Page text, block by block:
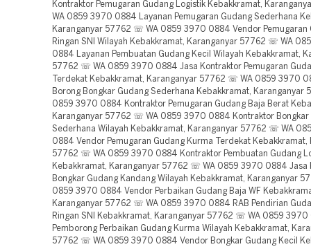
Kontraktor Pemugaran Gudang Logistik Kebakkramat,
WA 0859 3970 0884 Layanan Pemugaran Gudang Sederhana
Karanganyar 57762 ☏ WA 0859 3970 0884 Vendor Pemugaran
Ringan SNI Wilayah Kebakkramat, Karanganyar 57762 ☏ WA
0884 Layanan Pembuatan Gudang Kecil Wilayah Kebakkramat,
57762 ☏ WA 0859 3970 0884 Jasa Kontraktor Pemugaran
Terdekat Kebakkramat, Karanganyar 57762 ☏ WA 0859 3970
Borong Bongkar Gudang Sederhana Kebakkramat, Karanganyar
0859 3970 0884 Kontraktor Pemugaran Gudang Baja Berat
Karanganyar 57762 ☏ WA 0859 3970 0884 Kontraktor Bongkar
Sederhana Wilayah Kebakkramat, Karanganyar 57762 ☏ WA
0884 Vendor Pemugaran Gudang Kurma Terdekat Kebakkramat,
57762 ☏ WA 0859 3970 0884 Kontraktor Pembuatan Gudang
Kebakkramat, Karanganyar 57762 ☏ WA 0859 3970 0884 Jasa
Bongkar Gudang Kandang Wilayah Kebakkramat, Karanganyar
0859 3970 0884 Vendor Perbaikan Gudang Baja WF
Karanganyar 57762 ☏ WA 0859 3970 0884 RAB Pendirian
Ringan SNI Kebakkramat, Karanganyar 57762 ☏ WA 0859
Pemborong Perbaikan Gudang Kurma Wilayah Kebakkramat,
57762 ☏ WA 0859 3970 0884 Vendor Bongkar Gudang Kecil